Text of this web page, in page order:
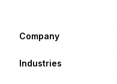
Company
Industries